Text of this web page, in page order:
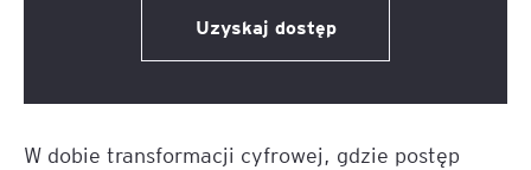
W dobie transformacji cyfrowej, gdzie postęp
Uzyskaj dostęp